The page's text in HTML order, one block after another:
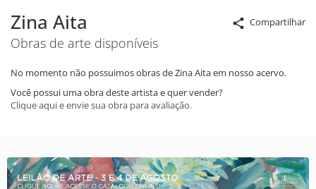
Compartilhar
Zina Aita
Obras de arte disponíveis
No momento não possuimos obras de Zina Aita em nosso acervo.
Você possui uma obra deste artista e quer vender?
Clique aqui e envie sua obra para avaliação.